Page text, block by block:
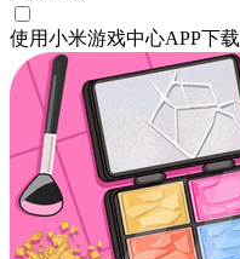
使用小米游戏中心APP下载